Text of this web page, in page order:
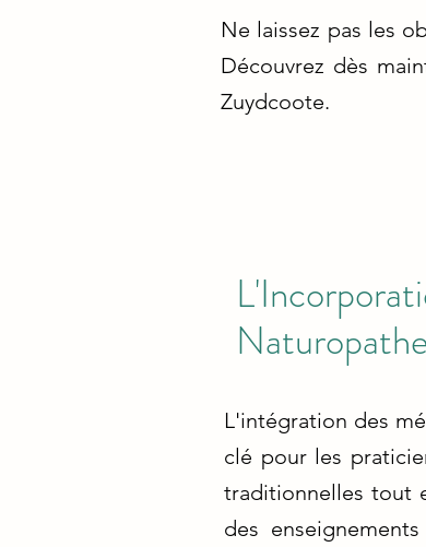
Ne laissez pas les
Découvrez dès
Zuydcoote.
L'intégration des
clé pour les
traditionnelles tout
des